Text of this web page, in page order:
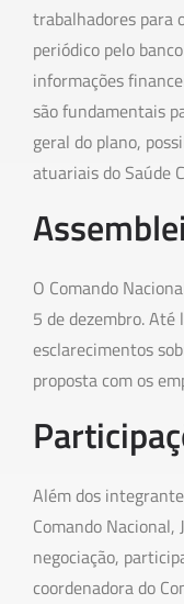
trabalhadores para
periódico pelo
informações
são fundamentais
geral do plano,
atuariais do Saúde
O Comando
5 de dezembro.
esclarecimentos
proposta com os
Além dos
Comando
negociação,
coordenadora do